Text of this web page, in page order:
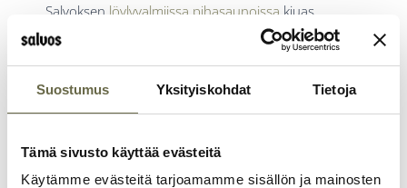
Suostumus Yksityiskohdat Tietoja
Tämä sivusto käyttää evästeitä
Käytämme evästeitä tarjoamamme sisällön ja mainosten
Salvoksen löylyvalmiissa pihasaunoissa kiuas,
lauteet, valaistus ja ilmanvaihto ovat valmiina.
Pihasauna
toimitetaan kokonaisuutena, jossa
toimivuuden kannalta olennaiset ratkaisut on tehty
etukäteen.
tarkemmin, lue artikkeli: “ Mitä on tärkeää ottaa
huomioon saunan lauteita valittaessa